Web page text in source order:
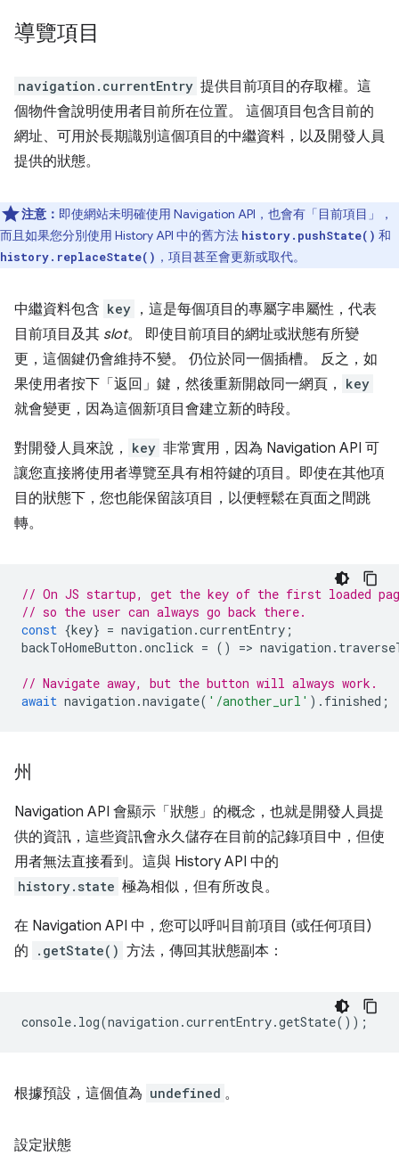
導覽項目
navigation.currentEntry 提供目前項目的存取權。這
個物件會說明使用者目前所在位置。 這個項目包含目前的
網址、可用於長期識別這個項目的中繼資料，以及開發人員
提供的狀態。
注意： 即使網站未明確使用 Navigation API，也會有「目前項目」，
而且如果您分別使用 History API 中的舊方法 history.pushState() 和
history.replaceState() ，項目甚至會更新或取代。
中繼資料包含 key ，這是每個項目的專屬字串屬性，代表
目前項目及其 slot。 即使目前項目的網址或狀態有所變
更，這個鍵仍會維持不變。 仍位於同一個插槽。 反之，如
果使用者按下「返回」鍵，然後重新開啟同一網頁，
key
就會變更，因為這個新項目會建立新的時段。
對開發人員來說， key 非常實用，因為 Navigation API 可
讓您直接將使用者導覽至具有相符鍵的項目。即使在其他項
目的狀態下，您也能保留該項目，以便輕鬆在頁面之間跳
轉。
// On JS startup, get the key of the first loaded
// so the user can always go back there.
const {key} = navigation .currentEntry ;
backToHomeButton .onclick = () => navigation .
// Navigate away, but the button will always work.
await navigation .navigate( '/another_url' ). finished ;
州
Navigation API 會顯示「狀態」的概念，也就是開發人員提
供的資訊，這些資訊會永久儲存在目前的記錄項目中，但使
用者無法直接看到。這與 History API 中的
history.state 極為相似，但有所改良。
在 Navigation API 中，您可以呼叫目前項目 (或任何項目)
的
.getState() 方法，傳回其狀態副本：
console. log(navigation .currentEntry.getState());
根據預設，這個值為 undefined 。
設定狀態